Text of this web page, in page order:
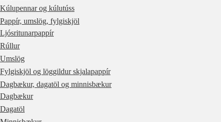
Kúlupennar og kúlutúss
Pappír, umslög, fylgiskjöl
Ljósritunarpappír
Rúllur
Umslög
Fylgiskjöl og löggildur skjalapappír
Dagbækur, dagatöl og minnisbækur
Dagbækur
Dagatöl